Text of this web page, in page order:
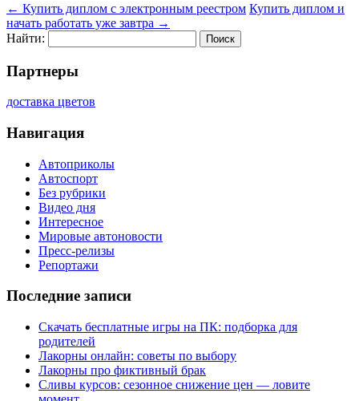
← Купить диплом с электронным реестром Купить диплом и
начать работать уже завтра →
Найти:
Партнеры
доставка цветов
Навигация
Автоприколы
Автоспорт
Без рубрики
Видео дня
Интересное
Мировые автоновости
Пресс-релизы
Репортажи
Последние записи
Скачать бесплатные игры на ПК: подборка для
родителей
Лакорны онлайн: советы по выбору
Лакорны про фиктивный брак
Сливы курсов: сезонное снижение цен — ловите